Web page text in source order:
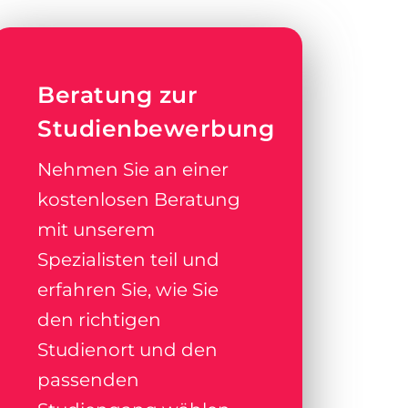
Beratung zur
Studienbewerbung
Nehmen Sie an einer
kostenlosen Beratung
mit unserem
Spezialisten teil und
erfahren Sie, wie Sie
den richtigen
Studienort und den
passenden